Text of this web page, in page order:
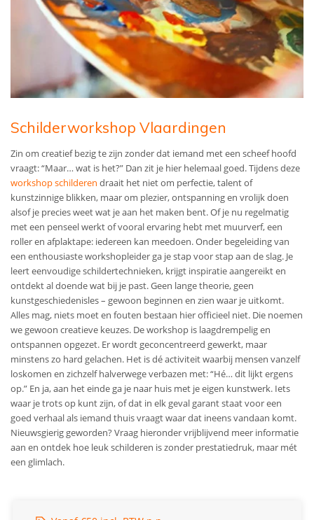
Schilderworkshop Vlaardingen
Zin om creatief bezig te zijn zonder dat iemand met een scheef hoofd
vraagt: “Maar… wat is het?” Dan zit je hier helemaal goed. Tijdens deze
workshop schilderen draait het niet om perfectie, talent of
kunstzinnige blikken, maar om plezier, ontspanning en vrolijk doen
alsof je precies weet wat je aan het maken bent. Of je nu regelmatig
met een penseel werkt of vooral ervaring hebt met muurverf, een
roller en afplaktape: iedereen kan meedoen. Onder begeleiding van
een enthousiaste workshopleider ga je stap voor stap aan de slag. Je
leert eenvoudige schildertechnieken, krijgt inspiratie aangereikt en
ontdekt al doende wat bij je past. Geen lange theorie, geen
kunstgeschiedenisles – gewoon beginnen en zien waar je uitkomt.
Alles mag, niets moet en fouten bestaan hier officieel niet. Die noemen
we gewoon creatieve keuzes. De workshop is laagdrempelig en
ontspannen opgezet. Er wordt geconcentreerd gewerkt, maar
minstens zo hard gelachen. Het is dé activiteit waarbij mensen vanzelf
loskomen en zichzelf halverwege verbazen met: “Hé… dit lijkt ergens
op.” En ja, aan het einde ga je naar huis met je eigen kunstwerk. Iets
waar je trots op kunt zijn, of dat in elk geval garant staat voor een
goed verhaal als iemand thuis vraagt waar dat ineens vandaan komt.
Nieuwsgierig geworden? Vraag hieronder vrijblijvend meer informatie
aan en ontdek hoe leuk schilderen is zonder prestatiedruk, maar mét
een glimlach.